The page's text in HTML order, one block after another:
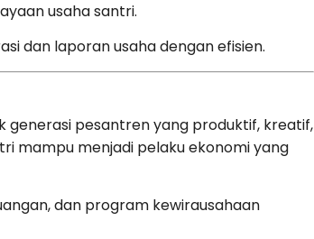
usaha santri.
dan laporan usaha dengan efisien.
generasi pesantren yang produktif, kreatif,
mampu menjadi pelaku ekonomi yang
dan program kewirausahaan